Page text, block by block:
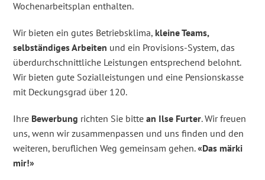
Wochenarbeitsplan enthalten.
Wir bieten ein gutes Betriebsklima, kleine Teams,
selbständiges Arbeiten und ein Provisions-System, das
überdurchschnittliche Leistungen entsprechend belohnt.
Wir bieten gute Sozialleistungen und eine Pensionskasse
mit Deckungsgrad über 120.
Ihre Bewerbung richten Sie bittean Ilse Furter. Wir freuen
uns, wenn wir zusammenpassen und uns finden und den
weiteren, beruflichen Weg gemeinsam gehen.«Das märki
mir!»